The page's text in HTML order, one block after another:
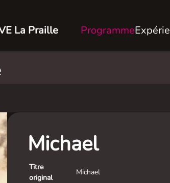
La Praille Programme
Michael
Titre
original
Michael